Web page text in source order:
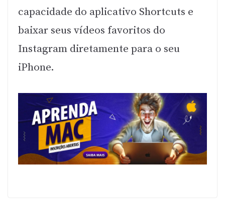
capacidade do aplicativo Shortcuts e
baixar seus vídeos favoritos do
Instagram diretamente para o seu
iPhone.